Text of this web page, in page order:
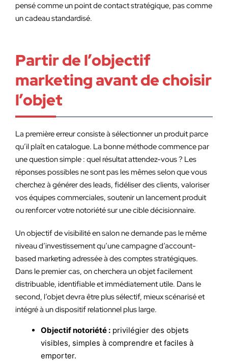
pensé comme un point de contact stratégique, pas comme
un cadeau standardisé.
Partir de l’objectif
marketing avant de choisir
l’objet
La première erreur consiste à sélectionner un produit parce
qu’il plaît en catalogue. La bonne méthode commence par
une question simple : quel résultat attendez-vous ? Les
réponses possibles ne sont pas les mêmes selon que vous
cherchez à générer des leads, fidéliser des clients, valoriser
vos équipes commerciales, soutenir un lancement produit
ou renforcer votre notoriété sur une cible décisionnaire.
Un objectif de visibilité en salon ne demande pas le même
niveau d’investissement qu’une campagne d’account-
based marketing adressée à des comptes stratégiques.
Dans le premier cas, on cherchera un objet facilement
distribuable, identifiable et immédiatement utile. Dans le
second, l’objet devra être plus sélectif, mieux scénarisé et
intégré à un dispositif relationnel plus large.
Objectif notoriété : privilégier des objets
visibles, simples à comprendre et faciles à
emporter.